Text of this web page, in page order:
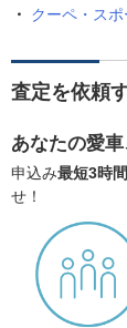
クーペ・ス
査定を依頼
あなたの愛
申込み最短3時
せ！